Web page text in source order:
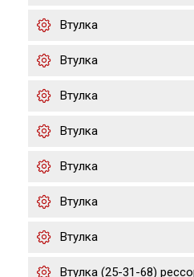
Втулка
Втулка
Втулка
Втулка
Втулка
Втулка
Втулка
Втулка (25-31-68)